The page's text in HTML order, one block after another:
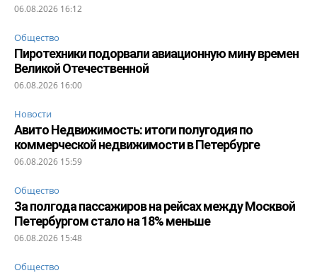
06.08.2026 16:12
Общество
Пиротехники подорвали авиационную мину времен
Великой Отечественной
06.08.2026 16:00
Новости
Авито Недвижимость: итоги полугодия по
коммерческой недвижимости в Петербурге
06.08.2026 15:59
Общество
За полгода пассажиров на рейсах между Москвой
Петербургом стало на 18% меньше
06.08.2026 15:48
Общество